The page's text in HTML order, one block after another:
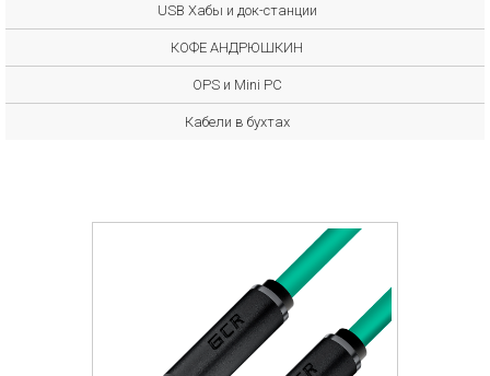
USB Хабы и док-станции
КОФЕ АНДРЮШКИН
OPS и Mini PC
Кабели в бухтах